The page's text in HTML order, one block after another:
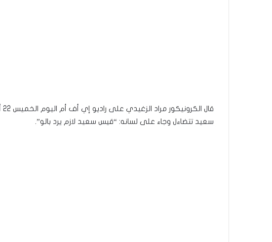
سعيد تتضاءل وجاء على لسانه: “قيس سعيد لازم يرد بالو”.